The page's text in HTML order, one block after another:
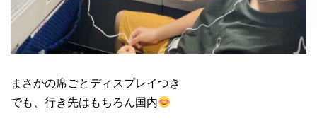
まさかの席ごとディスプレイつき
でも、行き先はもちろん国内